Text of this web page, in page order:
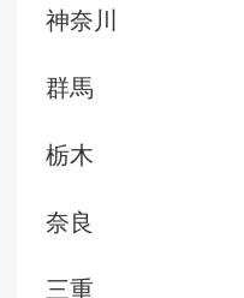
神奈川
群馬
栃木
奈良
三重